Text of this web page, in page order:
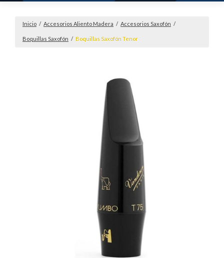
Inicio / Accesorios Aliento Madera / Accesorios Saxofón /
Boquillas Saxofón / Boquillas Saxofón Tenor